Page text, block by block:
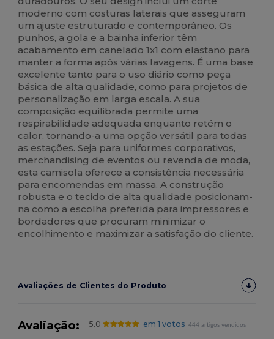
moderno com costuras laterais que asseguram
um ajuste estruturado e contemporâneo. Os
punhos, a gola e a bainha inferior têm
acabamento em canelado 1x1 com elastano para
manter a forma após várias lavagens. É uma base
excelente tanto para o uso diário como peça
básica de alta qualidade, como para projetos de
personalização em larga escala. A sua
composição equilibrada permite uma
respirabilidade adequada enquanto retém o
calor, tornando-a uma opção versátil para todas
as estações. Seja para uniformes corporativos,
merchandising de eventos ou revenda de moda,
esta camisola oferece a consistência necessária
para encomendas em massa. A construção
robusta e o tecido de alta qualidade posicionam-
na como a escolha preferida para impressores e
bordadores que procuram minimizar o
encolhimento e maximizar a satisfação do cliente.
Avaliações de Clientes do Produto
Avaliação: 5.0 em 1 votos 444 artigos vendidos